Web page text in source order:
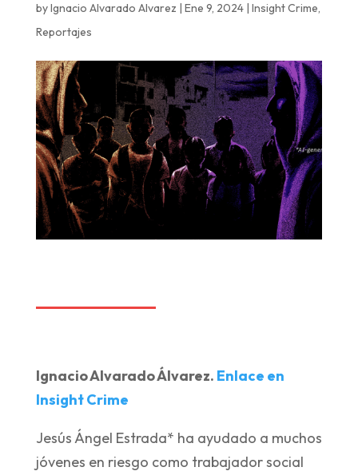
byIgnacio Alvarado Alvarez | Ene 9, 2024| Insight Crime,
Reportajes
Ignacio Alvarado Álvarez. Enlace en
Insight Crime
Jesús Ángel Estrada* ha ayudado a muchos
jóvenes en riesgo como trabajador social